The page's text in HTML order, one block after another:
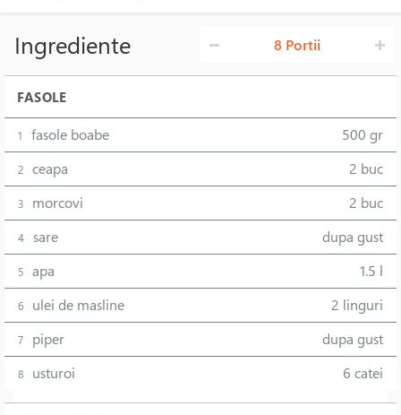
Ingrediente 8 Portii
FASOLE
1 fasole boabe 500 gr
2 ceapa 2 buc
3 morcovi 2 buc
4 sare dupa gust
5 apa 1.5 l
6 ulei de masline 2 linguri
7 piper dupa gust
8 usturoi 6 catei